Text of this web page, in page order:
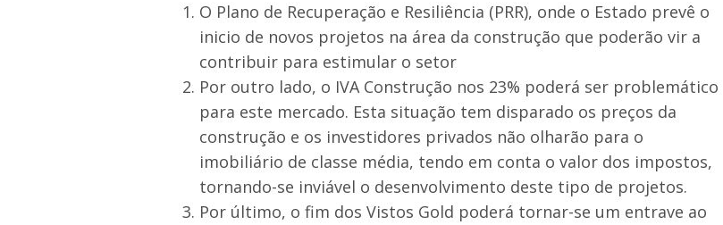
O Plano de Recuperação e Resiliência (PRR), onde o Estado prevê o
inicio de novos projetos na área da construção que poderão vir a
contribuir para estimular o setor
Por outro lado, o IVA Construção nos 23% poderá ser problemático
para este mercado. Esta situação tem disparado os preços da
construção e os investidores privados não olharão para o
imobiliário de classe média, tendo em conta o valor dos impostos,
tornando-se inviável o desenvolvimento deste tipo de projetos.
Por último, o fim dos Vistos Gold poderá tornar-se um entrave ao